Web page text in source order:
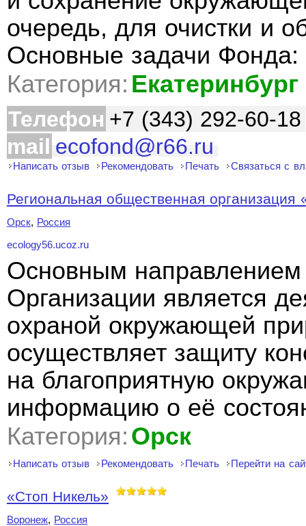
очередь, для очистки и
Основные задачи
Категория: Екатеринбург
Телефон +7 (343) 292-60-18
mail ecofond@r66.ru
Написать отзыв Рекомендовать Печать Связаться с
Региональная общественная организация
Орск, Россия
ecology56.ucoz.ru
Основным
Организации является
охраной окружающей
осуществляет защиту
на благоприятную
информацию о её
Категория: Орск
Написать отзыв Рекомендовать Печать Перейти на
«Стоп Никель»
Воронеж, Россия